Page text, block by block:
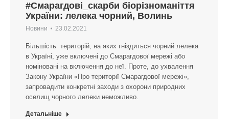
#Смарагдові_скарби біорізноманіття
України: лелека чорний, Волинь
Новини 23.02.2021
Більшість територій, на яких гніздиться чорний лелека
в Україні, уже включені до Смарагдової мережі або
номіновані на включення до неї. Проте, до ухвалення
Закону України «Про території Смарагдової мережі»,
запровадити конкретні заходи з охорони природних
оселищ чорного лелеки неможливо.
Детальніше